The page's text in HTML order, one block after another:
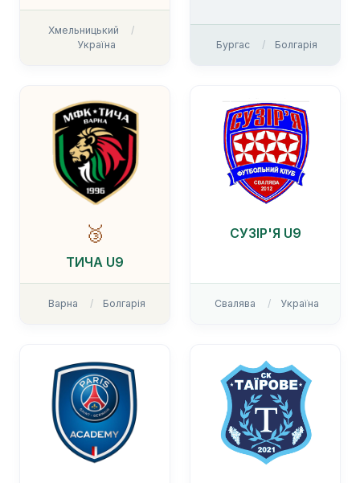
Хмельницький
Україна
Бургас Болгарія
🥉
ТИЧА U9
Варна Болгарія
СУЗІР'Я U9
Свалява Україна